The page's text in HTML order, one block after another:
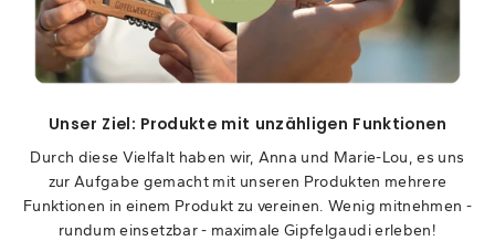
Unser Ziel: Produkte mit unzähligen Funktionen
Durch diese Vielfalt haben wir, Anna und Marie-Lou, es uns
zur Aufgabe gemacht mit unseren Produkten mehrere
Funktionen in einem Produkt zu vereinen. Wenig mitnehmen -
rundum einsetzbar - maximale Gipfelgaudi erleben!